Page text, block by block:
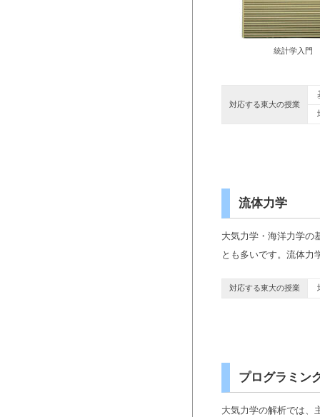
統計学入門
対応する東大の授業
流体力学
大気力学・海洋力学の
とも多いです。流体力
対応する東大の授業
プログラミン
大気力学の解析では、